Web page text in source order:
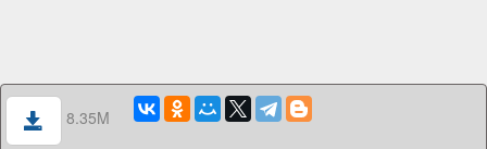
8.35M